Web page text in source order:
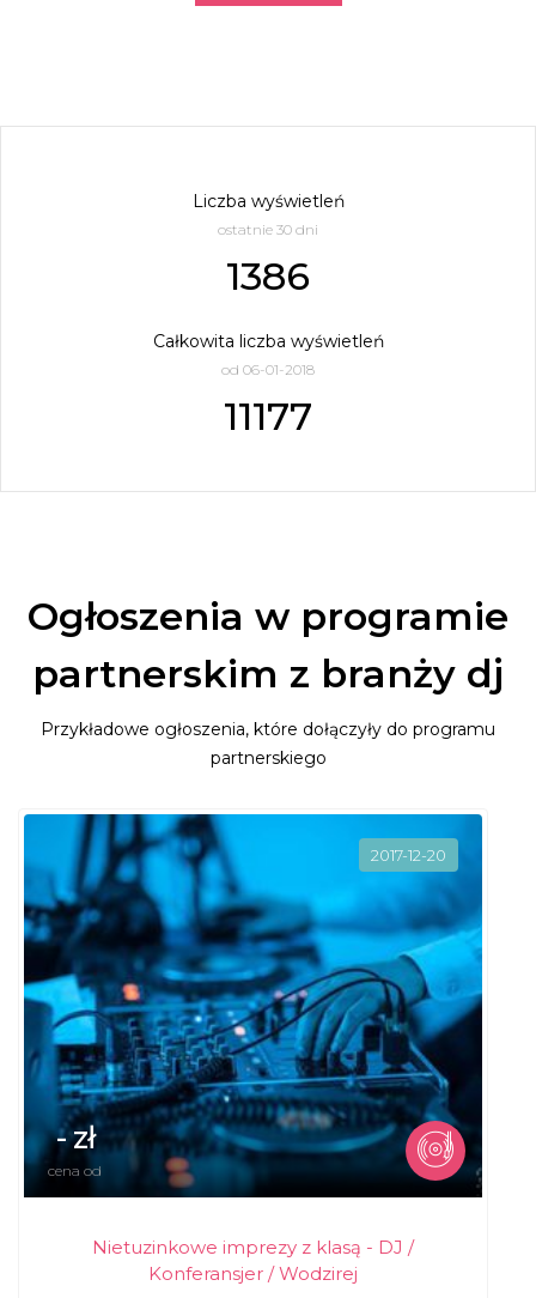
Liczba wyświetleń
ostatnie 30 dni
1386
Całkowita liczba wyświetleń
od 06-01-2018
11177
Ogłoszenia w programie
partnerskim z branży dj
Przykładowe ogłoszenia, które dołączyły do programu
partnerskiego
2017-12-20
- zł
cena od
Nietuzinkowe imprezy z klasą - DJ /
Konferansjer / Wodzirej